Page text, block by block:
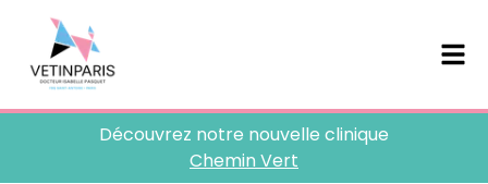
Découvrez notre nouvelle clinique
Chemin Vert